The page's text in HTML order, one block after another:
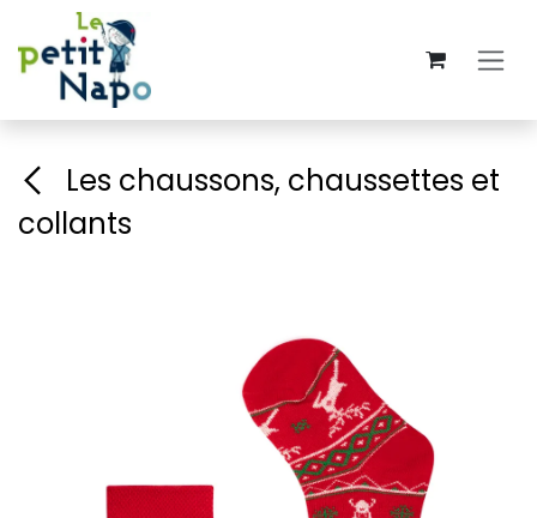
Se rendre au contenu
Les chaussons, chaussettes et
collants